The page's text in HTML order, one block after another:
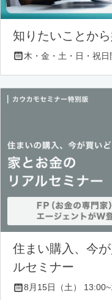
知りたいことか
住まい購入、今
ルセミナー
8月15日（土）